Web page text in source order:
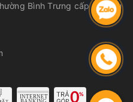
Bình Trưng cấp lần đầu